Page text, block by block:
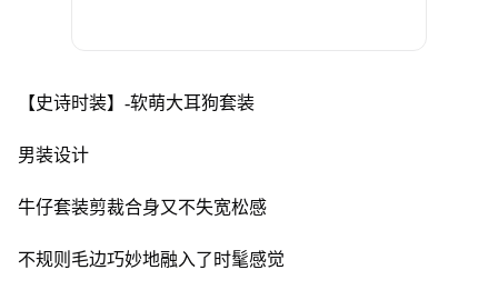
【史诗时装】-软萌大耳狗套装
男装设计
牛仔套装剪裁合身又不失宽松感
不规则毛边巧妙地融入了时髦感觉